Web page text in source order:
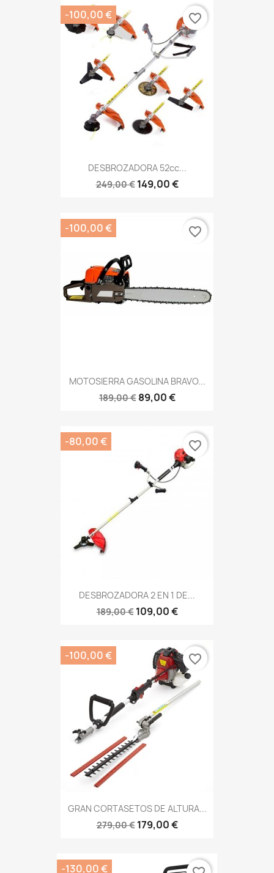
DESBROZADORA 52cc...
249,00 € 149,00 €
-100,00 € favorite_border
MOTOSIERRA GASOLINA BRAVO...
189,00 € 89,00 €
-100,00 € favorite_border
DESBROZADORA 2 EN 1 DE...
189,00 € 109,00 €
-80,00 € favorite_border
GRAN CORTASETOS DE ALTURA...
279,00 € 179,00 €
-100,00 € favorite_border
-130,00 €